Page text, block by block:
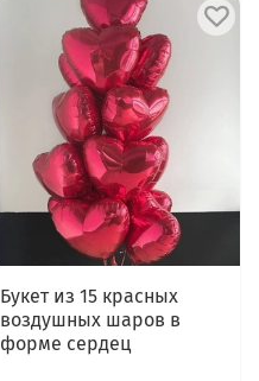
Букет из 15 красных
воздушных шаров в
форме сердец